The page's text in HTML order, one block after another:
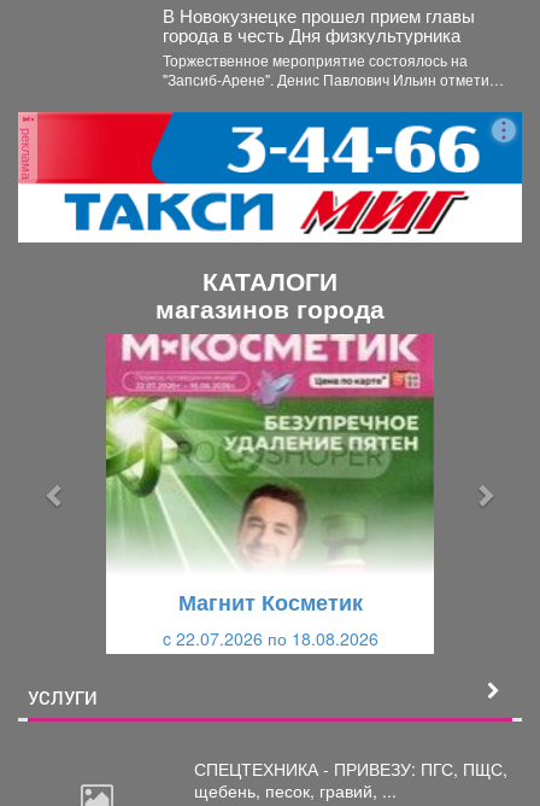
В Новокузнецке прошел прием главы
города в честь Дня физкультурника
Торжественное мероприятие состоялось на
"Запсиб-Арене". Денис Павлович Ильин отметил
спортсменов...
реклама
КАТАЛОГИ
магазинов города
Магнит Косметик
c 22.07.2026 по 18.08.2026
УСЛУГИ
СПЕЦТЕХНИКА - ПРИВЕЗУ: ПГС, ПЩС,
щебень, песок, гравий, ...